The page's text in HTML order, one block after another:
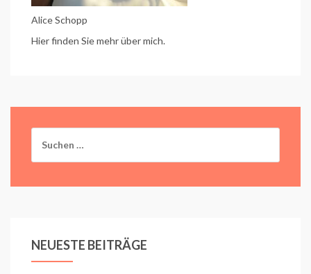
Alice Schopp
Hier finden Sie mehr über mich.
nach:
NEUESTE BEITRÄGE